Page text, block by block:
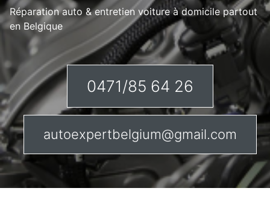
Réparation auto & entretien voiture à domicile partout
en Belgique
0471/85 64 26
autoexpertbelgium@gmail.com